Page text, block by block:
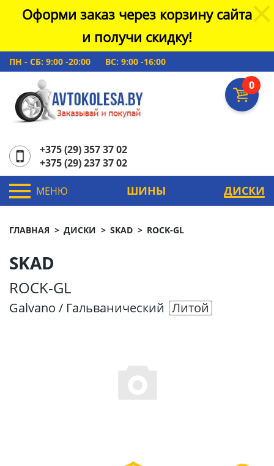
Оформи заказ через корзину сайта
и получи скидку!
ПН - СБ: 9:00 -20:00 ВС: 9:00 -16:00
0
+375 (29) 357 37 02
+375 (29) 237 37 02
МЕНЮ ШИНЫ ДИСКИ
ГЛАВНАЯ ДИСКИ SKAD ROCK-GL
SKAD
ROCK-GL
Galvano / Гальванический Литой